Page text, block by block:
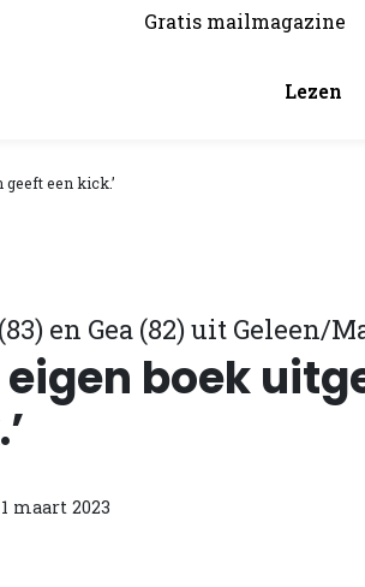
Gratis mailmagazine
Lezen
geeft een kick.’
en Gea (82) uit Geleen/
eigen boek
maart 2023